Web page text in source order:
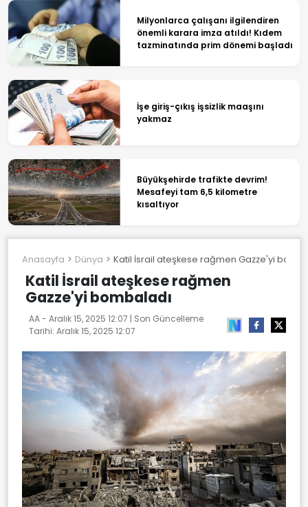
Milyonlarca çalışanı ilgilendiren
önemli karara imza atıldı! Kıdem
tazminatında prim dönemi başladı
İşe giriş-çıkış işsizlik maaşını
yakmaz
Büyükşehirde trafikte devrim!
Mesafeyi tam 6,5 kilometre
kısaltıyor
Anasayfa Dünya Katil İsrail ateşkese rağmen Gazze'yi
Katil İsrail ateşkese rağmen
Gazze'yi bombaladı
AA - Aralık 15, 2025 12:07 | Son Güncelleme
Tarihi: Aralık 15, 2025 12:07